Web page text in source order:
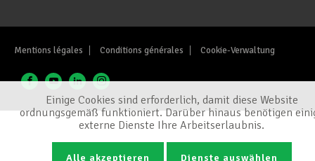
Mentions légales Conditions générales Cookie-Verwaltung
Einige Cookies sind erforderlich, damit diese Website
ordnungsgemäß funktioniert. Darüber hinaus benötigen
externe Dienste Ihre Arbeitserlaubnis.
Alle akzeptieren Dienste auswählen